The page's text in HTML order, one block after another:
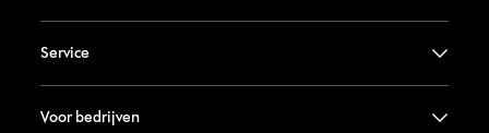
Service
Voor bedrijven